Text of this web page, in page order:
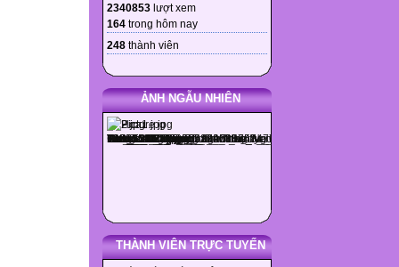
2340853 lượt xem
164 trong hôm nay
248 thành viên
ẢNH NGẪU NHIÊN
THÀNH VIÊN TRỰC TUYẾN